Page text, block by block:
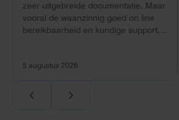
zeer uitgebreide documentatie. Maar
vooral de waanzinnig goed on line
bereikbaarheid en kundige support
5 augustus 2026